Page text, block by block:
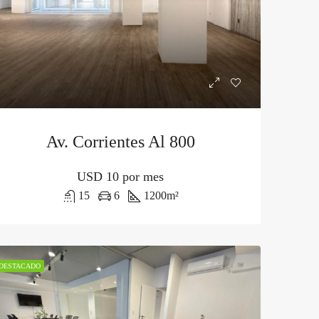
Av. Corrientes Al 800
USD 10 por mes
15 6 1200m²